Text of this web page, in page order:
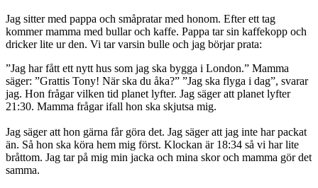
Jag sitter med pappa och småpratar med honom. Efter ett tag
kommer mamma med bullar och kaffe. Pappa tar sin kaffekopp och
dricker lite ur den. Vi tar varsin bulle och jag börjar prata:
”Jag har fått ett nytt hus som jag ska bygga i London.” Mamma
säger: ”Grattis Tony! När ska du åka?” ”Jag ska flyga i dag”, svarar
jag. Hon frågar vilken tid planet lyfter. Jag säger att planet lyfter
21:30. Mamma frågar ifall hon ska skjutsa mig.
Jag säger att hon gärna får göra det. Jag säger att jag inte har packat
än. Så hon ska köra hem mig först. Klockan är 18:34 så vi har lite
bråttom. Jag tar på mig min jacka och mina skor och mamma gör det
samma.